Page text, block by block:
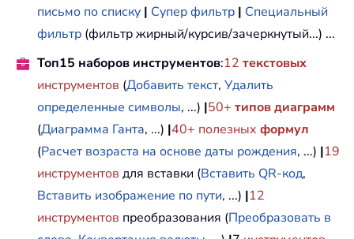
письмо по списку | Супер фильтр | Специальный
фильтр (фильтр жирный/курсив/зачеркнутый...) ...
Топ15 наборов инструментов:12 текстовых
инструментов (Добавить текст, Удалить
определенные символы, ...) |50+ типов диаграмм
(Диаграмма Ганта, ...) |40+ полезных формул
(Расчет возраста на основе даты рождения, ...) |19
инструментов для вставки (Вставить QR-код,
Вставить изображение по пути, ...) |12
инструментов преобразования (Преобразовать в